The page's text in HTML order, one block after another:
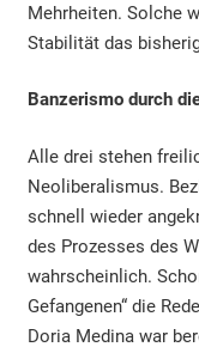
Mehrheiten. Solche
Stabilität das
Banzerismo durch
Alle drei stehen
Neoliberalismus.
schnell wieder
des Prozesses des
wahrscheinlich.
Gefangenen“ die
Doria Medina war